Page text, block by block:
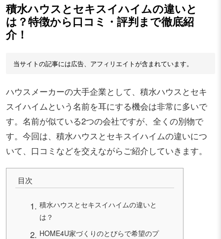
積水ハウスとセキスイハイムの違いと
は？特徴から口コミ・評判まで徹底紹
介！
当サイトの記事には広告、アフィリエイトが含まれています。
ハウスメーカーの大手企業として、積水ハウスとセキ
スイハイムという名前を耳にする機会は非常に多いで
す。名前が似ている2つの会社ですが、全くの別物で
す。今回は、積水ハウスとセキスイハイムの違いにつ
いて、口コミなどを交えながらご紹介していきます。
目次
積水ハウスとセキスイハイムの違いと
は？
HOME4U家づくりのとびらで希望のプ